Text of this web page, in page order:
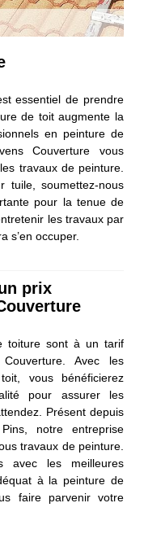
essentiel de prendre
de toit augmente la
en peinture de
Couverture vous
travaux de peinture.
tuile, soumettez-nous
pour la tenue de
les travaux par
s’en occuper.
prix
toiture sont à un tarif
Avec les
vous bénéficierez
pour assurer les
Présent depuis
notre entreprise
travaux de peinture.
avec les meilleures
à la peinture de
faire parvenir votre